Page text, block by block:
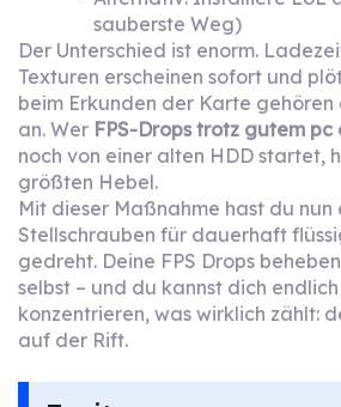
sauberste Weg)
Der Unterschied ist enorm.
Texturen erscheinen sofort und
beim Erkunden der Karte
an. Wer FPS-Drops trotz gutem pc
noch von einer alten HDD startet,
größten Hebel.
Mit dieser Maßnahme hast du
Stellschrauben für dauerhaft
gedreht. Deine FPS Drops
selbst – und du kannst dich
konzentrieren, was wirklich zählt:
auf der Rift.